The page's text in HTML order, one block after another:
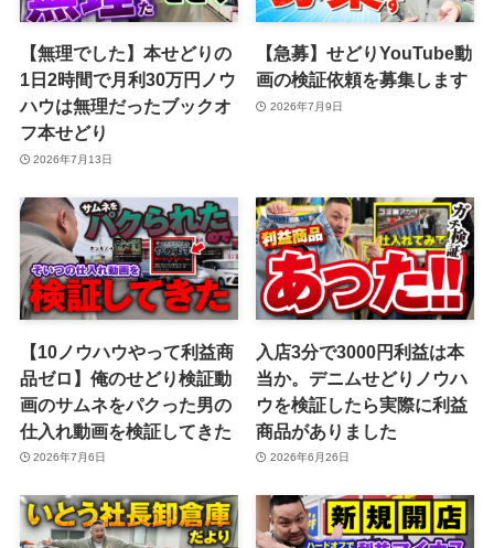
【無理でした】本せどりの
1日2時間で月利30万円ノウ
ハウは無理だったブックオ
フ本せどり
2026年7月13日
【急募】せどりYouTube動
画の検証依頼を募集します
2026年7月9日
【10ノウハウやって利益商
品ゼロ】俺のせどり検証動
画のサムネをパクった男の
仕入れ動画を検証してきた
2026年7月6日
入店3分で3000円利益は本
当か。デニムせどりノウハ
ウを検証したら実際に利益
商品がありました
2026年6月26日